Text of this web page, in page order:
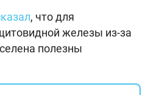
, что для
железы из-за
полезны